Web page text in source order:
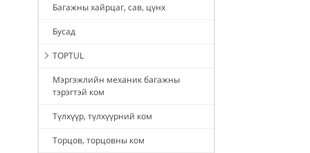
Багажны хайрцаг, сав, цүнх
Бусад
TOPTUL
Мэргэжлийн механик багажны
тэрэгтэй ком
Түлхүүр, түлхүүрний ком
Торцов, торцовны ком